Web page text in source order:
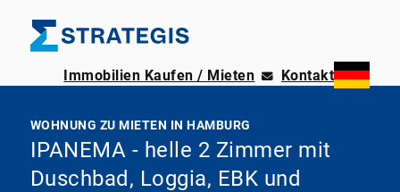
Immobilien Kaufen / Mieten Kontakt
WOHNUNG ZU MIETEN IN HAMBURG
IPANEMA - helle 2 Zimmer mit
Duschbad, Loggia, EBK und